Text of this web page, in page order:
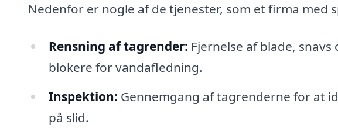
Nedenfor er nogle af de tjenester, som et firma med
Rensning af tagrender: Fjernelse af blade,
blokere for vandafledning.
Inspektion: Gennemgang af tagrenderne for at
på slid.